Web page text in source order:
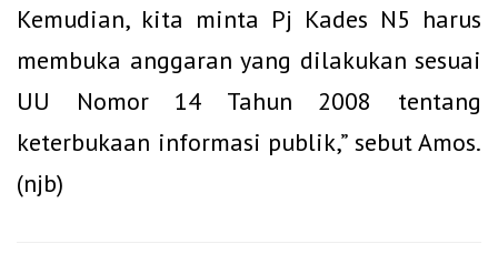
Kemudian, kita minta Pj Kades N5 harus
membuka anggaran yang dilakukan sesuai
UU Nomor 14 Tahun 2008 tentang
keterbukaan informasi publik,” sebut Amos.
(njb)